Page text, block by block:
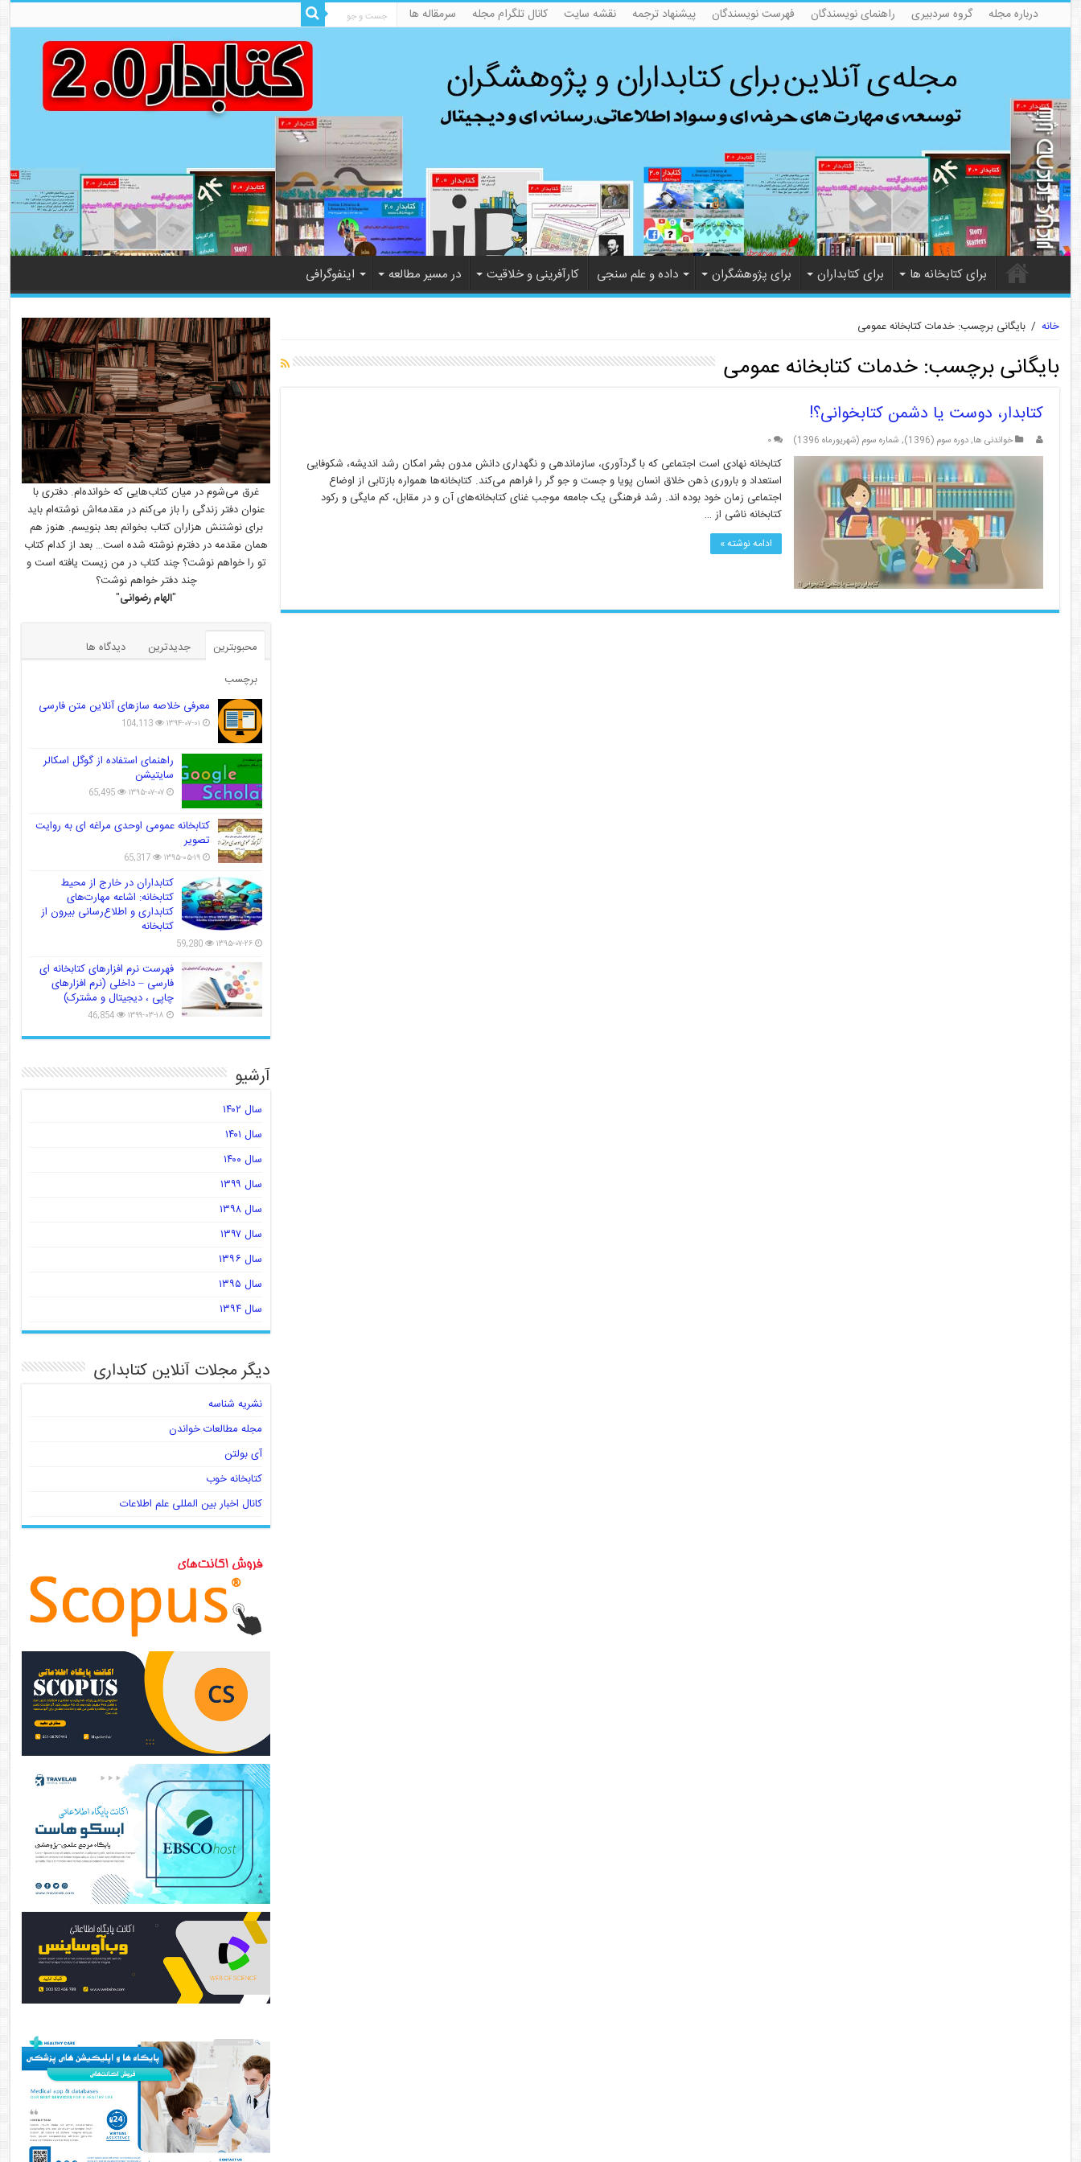
درباره مجله گروه سردبیری راهنمای نویسندگان فهرست نویسندگان پیشنهاد ترجمه نقشه سایت کانال تلگرام مجله سرمقاله ها
برای کتابخانه ها برای کتابداران برای پژوهشگران داده و علم سنجی کارآفرینی و خلاقیت در مسیر مطالعه اینفوگرافی
خانه / بایگانی برچسب: خدمات کتابخانه عمومی
بایگانی برچسب: خدمات کتابخانه عمومی
کتابدار، دوست یا دشمن کتابخوانی؟!
خواندنی ها,دوره سوم (1396) , شماره سوم (شهریورماه 1396) ۰
کتابخانه نهادی است اجتماعی که با گردآوری، سازماندهی و نگهداری دانش مدون بشر امکان رشد اندیشه، شکوفایی
استعداد و باروری ذهن خلاق انسان پویا و جست و جو گر را فراهم می‌کند. کتابخانه‌ها همواره بازتابی از اوضاع
اجتماعی زمان خود بوده اند. رشد فرهنگی یک جامعه موجب غنای کتابخانه‌های آن و در مقابل، کم مایگی و رکود
کتابخانه ناشی از …
ادامه نوشته »
غرق می‌شوم در میان کتاب‌هایی که خوانده‌ام. دفتری با
عنوان دفتر زندگی را باز می‌کنم در مقدمه‌اش نوشته‌ام باید
برای نوشتنش هزاران کتاب بخوانم بعد بنویسم. هنوز هم
همان مقدمه در دفترم نوشته شده است… بعد از کدام کتاب
تو را خواهم نوشت؟ چند کتاب در من زیست یافته است و
چند دفتر خواهم نوشت؟
"الهام رضوانی"
محبوبترین جدیدترین
دیدگاه ها
برچسب
معرفی خلاصه سازهای آنلاین متن فارسی
۱۳۹۴-۰۷-۰۱ 104,113
راهنمای استفاده از گوگل اسکالر
سایتیشن
۱۳۹۵-۰۷-۰۷ 65,495
کتابخانه عمومی اوحدی مراغه ای به روایت
تصویر
۱۳۹۵-۰۵-۱۹ 65,317
کتابداران در خارج از محیط
کتابخانه: اشاعه مهارت‌های
کتابداری و اطلاع‌رسانی بیرون از
کتابخانه
۱۳۹۵-۰۷-۲۶ 59,280
فهرست نرم افزارهای کتابخانه ای
فارسی – داخلی (نرم افزارهای
چاپی ، دیجیتال و مشترک)
۱۳۹۹-۰۳-۱۸ 46,854
آرشیو
سال ۱۴۰۲
سال ۱۴۰۱
سال ۱۴۰۰
سال ۱۳۹۹
سال ۱۳۹۸
سال ۱۳۹۷
سال ۱۳۹۶
سال ۱۳۹۵
سال ۱۳۹۴
دیگر مجلات آنلاین کتابداری
نشریه شناسه
مجله مطالعات خواندن
آی بولتن
کتابخانه خوب
کانال اخبار بین المللی علم اطلاعات